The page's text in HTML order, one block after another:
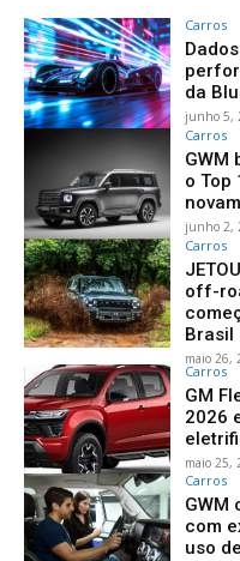
Carros
da
junho 5,
Carros
GWM
o Top
junho 2,
Carros
off-
Brasil
maio 26,
Carros
GM
2026
maio 25,
Carros
GWM
com
uso